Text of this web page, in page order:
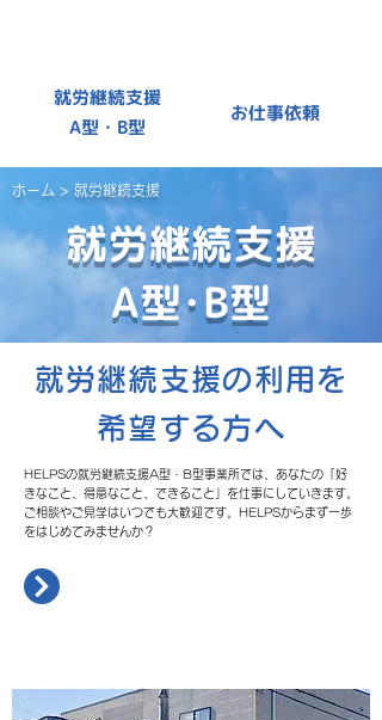
就労継続支援
A型・B型
お仕事依頼
ホーム > 就労継続支援
就労継続支援
A型・B型
就労継続支援の利用を
希望する方へ
HELPSの就労継続支援A型・B型事業所では、あなたの「好
きなこと、得意なこと、できること」を仕事にしていきます。
​ご相談やご見学はいつでも大歓迎です。HELPSからまず一歩
をはじめてみませんか？